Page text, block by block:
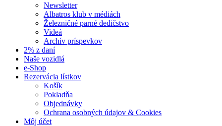
Newsletter
Albatros klub v médiách
Železničné parné dedičstvo
Videá
Archív príspevkov
2% z daní
Naše vozidlá
e-Shop
Rezervácia lístkov
Košík
Pokladňa
Objednávky
Ochrana osobných údajov & Cookies
Môj účet